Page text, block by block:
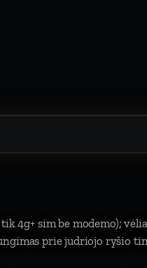
4g+ sim be modemo);
prie judriojo ryšio